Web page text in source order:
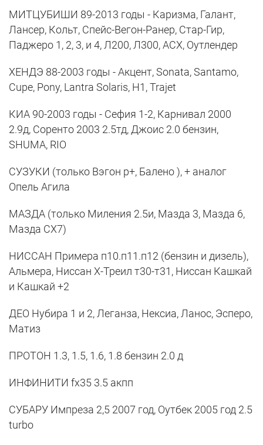
МИТЦУБИШИ 89-2013 годы - Каризма, Галант,
Лансер, Кольт, Спейс-Вегон-Ранер, Стар-Гир,
Паджеро 1, 2, 3, и 4, Л200, Л300, АСХ, Оутлендер
ХЕНДЭ 88-2003 годы - Акцент, Sоnata, Santamo,
Cupe, Pony, Lantra Solaris, H1, Trajet
КИА 90-2003 годы - Cефия 1-2, Карнивал 2000
2.9д, Cоренто 2003 2.5тд, Джоис 2.0 бензин,
SHUMA, RIO
СУЗУКИ (только Вэгон р+, Балено ), + аналог
Опель Агила
МАЗДА (только Миления 2.5и, Мазда 3, Мазда 6,
Мазда CX7)
НИССАН Примера п10.п11.п12 (бензин и дизель),
Альмера, Ниссан Х-Треил т30-т31, Ниссан Кашкай
и Кашкай +2
ДЕО Нубира 1 и 2, Леганза, Нексиа, Ланос, Эсперо,
Матиз
ПРОТОН 1.3, 1.5, 1.6, 1.8 бензин 2.0 д
ИНФИНИТИ fx35 3.5 акпп
СУБАРУ Импреза 2,5 2007 год, Оутбек 2005 год 2.5
turbo